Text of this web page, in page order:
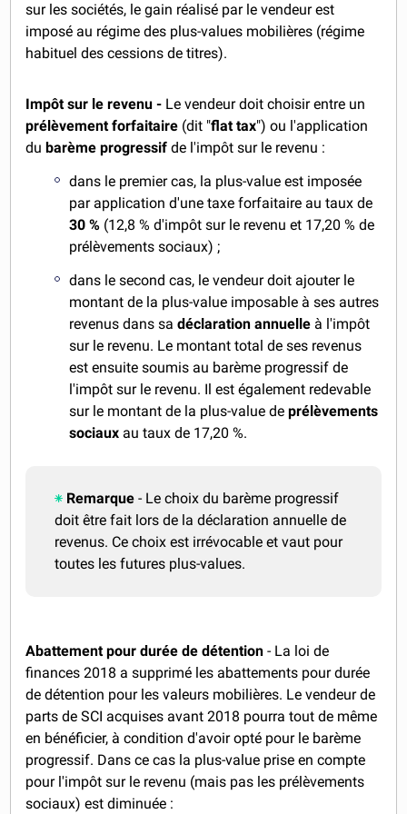
sur les sociétés, le gain réalisé par le vendeur est
imposé au régime des plus-values mobilières (régime
habituel des cessions de titres).
Impôt sur le revenu - Le vendeur doit choisir entre un
prélèvement forfaitaire (dit "flat tax") ou l'application
du barème progressif de l'impôt sur le revenu :
dans le premier cas, la plus-value est imposée
par application d'une taxe forfaitaire au taux de
30 % (12,8 % d'impôt sur le revenu et 17,20 % de
prélèvements sociaux) ;
dans le second cas, le vendeur doit ajouter le
montant de la plus-value imposable à ses autres
revenus dans sadéclaration annuelle à l'impôt
sur le revenu. Le montant total de ses revenus
est ensuite soumis au barème progressif de
l'impôt sur le revenu. Il est également redevable
sur le montant de la plus-value deprélèvements
sociaux au taux de 17,20 %.
Remarque - Le choix du barème progressif
doit être fait lors de la déclaration annuelle de
revenus. Ce choix est irrévocable et vaut pour
toutes les futures plus-values.
Abattement pour durée de détention- La loi de
finances 2018 a supprimé les abattements pour durée
de détention pour les valeurs mobilières. Le vendeur de
parts de SCI acquises avant 2018 pourra tout de même
en bénéficier, à condition d'avoir opté pour le barème
progressif. Dans ce cas la plus-value prise en compte
pour l'impôt sur le revenu (mais pas les prélèvements
sociaux) est diminuée :